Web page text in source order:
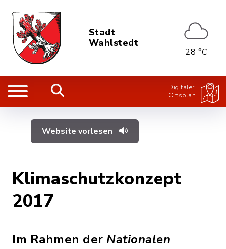
Stadt
Wahlstedt
28 °C
Digitaler
Ortsplan
Website vorlesen
Klimaschutzkonzept
2017
Im Rahmen der Nationalen